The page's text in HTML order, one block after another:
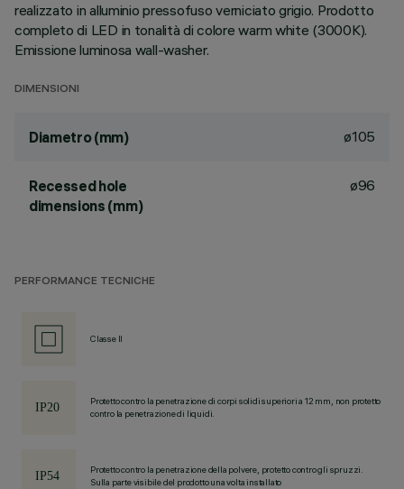
realizzato in alluminio pressofuso verniciato grigio. Prodotto
completo di LED in tonalità di colore warm white (3000K).
Emissione luminosa wall-washer.
DIMENSIONI
Diametro (mm) ø105
Recessed hole
dimensions (mm)
ø96
PERFORMANCE TECNICHE
Classe II
Protetto contro la penetrazione di corpi solidi superiori a 12 mm, non protetto
contro la penetrazione di liquidi.
Protetto contro la penetrazione della polvere, protetto contro gli spruzzi.
Sulla parte visibile del prodotto una volta installato